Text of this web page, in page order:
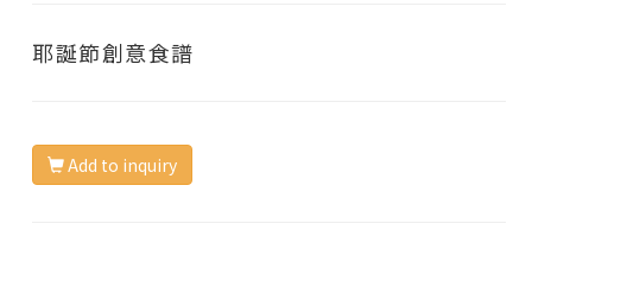
耶誕節創意食譜
Add to inquiry